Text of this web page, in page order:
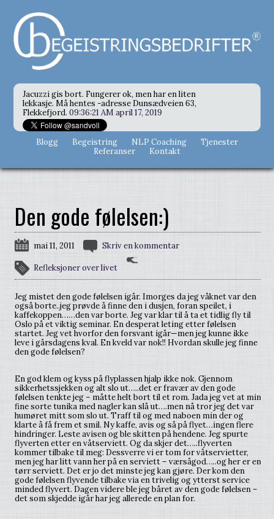
Jacuzzi gis bort. Fungerer ok, men har en liten
lekkasje. Må hentes -adresse Dunsædveien 63,
Flekkefjord. 09:36:21 AM april 17, 2019
Blogg Begeistring NLP Coaching
Tjenester
Referanser
Kontakt
Den gode følelsen:)
mai 11, 2011 Skriv en kommentar
Refleksjoner over livet
Jeg mistet den gode følelsen igår. Imorges da jeg våknet var den
også borte..jeg prøvde å finne den i dusjen, foran speilet, i
kaffekoppen……den var borte. Jeg var klar til å ta et tidlig fly til
Oslo på et viktig seminar. En desperat leting etter følelsen
startet. Jeg vet hvorfor den forsvant igår—men jeg kunne ikke
leve i gårsdagens kval. En kveld var nok!! Hvordan skulle jeg finne
den gode følelsen?
En god klem og kyss på flyplassen hjalp ikke nok. Gjennom
sikkerhetssjekken og alt slo ut…..det er fravær av den gode
følelsen tenkte jeg – måtte helt bort til et rom. Jada jeg vet at min
fine sorte tunika med nagler kan slå ut….men nå tror jeg det var
humøret mitt som slo ut. Traff til og med naboen min der og
klarte å få frem et smil. Ny kaffe, avis og så på flyet…ingen flere
hindringer. Leste avisen og ble skitten på hendene. Jeg spurte
flyverten etter en våtserviett. Og da skjer det…..flyverten
kommer tilbake til meg: Dessverre vi er tom for våtservietter,
men jeg har litt vann her på en serviett – værsågod…..og her er en
tørr serviett. Det er jo det minste jeg kan gjøre. Der kom den
gode følelsen flyvende tilbake via en trivelig og ytterst service
minded flyvert. Dagen videre ble jeg båret av den gode følelsen –
det som skjedde igår har jeg allerede en plan for.